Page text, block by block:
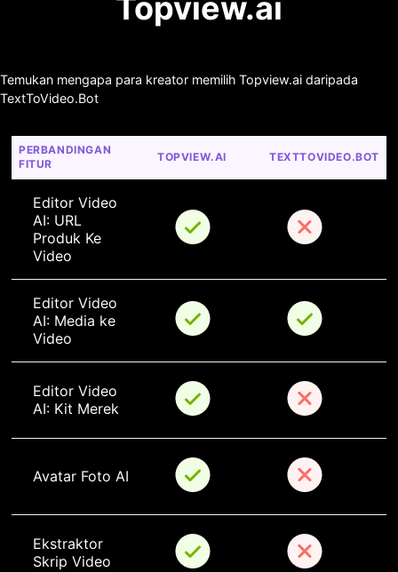
Topview.ai
Temukan mengapa para kreator memilih Topview.ai daripada
TextToVideo.Bot
PERBANDINGAN
FITUR
TOPVIEW.AI TEXTTOVIDEO.BOT
Editor Video
AI: URL
Produk Ke
Video
Editor Video
AI: Media ke
Video
Editor Video
AI: Kit Merek
Avatar Foto AI
Ekstraktor
Skrip Video